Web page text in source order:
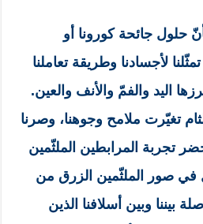
حلول جائحة كورونا أو
في تمثّلنا لأجسادنا وطريقة تعاملنا
اليد والفمّ والأنف والعين.
تغيّرت ملامح وجوهنا، وصرنا
تجربة المرابطين الملثّمين
في صور الملثّمين الزرق من
بيننا وبين أسلافنا الذين